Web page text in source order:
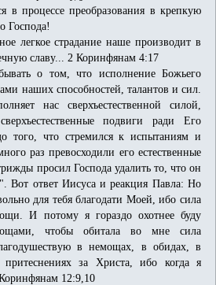
в процессе преобразования в крепкую
Господа!
страдание наше производит в
славу... 2 Коринфянам 4:17
о том, что исполнение Божьего
наших способностей, талантов и сил.
нас сверхъестественной силой,
подвиги ради Его
того, что стремился к испытаниям и
раз превосходили его естественные
просил Господа удалить то, что он
Вот ответ Иисуса и реакция Павла: Но
для тебя благодати Моей, ибо сила
И потому я гораздо охотнее буду
чтобы обитала во мне сила
в немощах, в обидах, в
за Христа, ибо когда я
12:9,10